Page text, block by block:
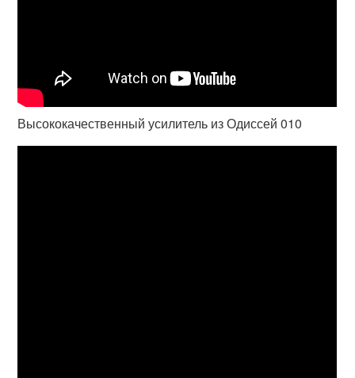
Высококачественный усилитель из Одиссей 010